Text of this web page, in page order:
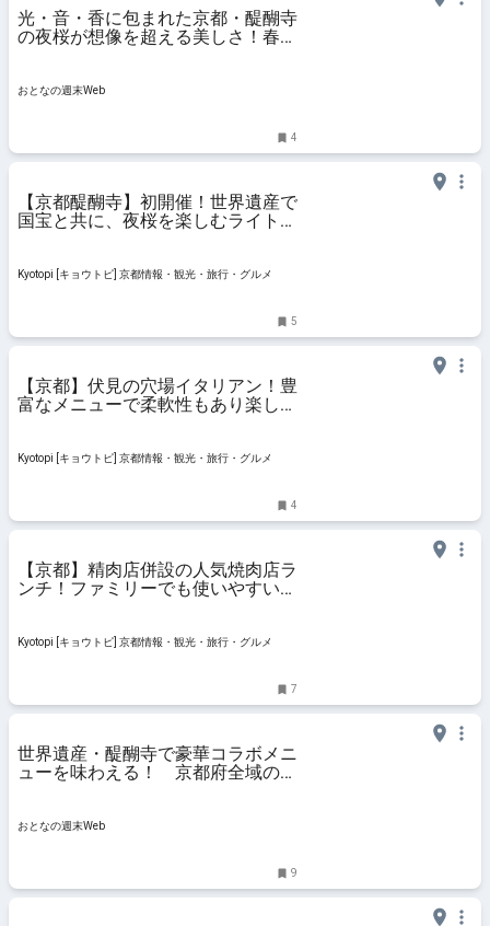
光・音・香に包まれた京都・醍醐寺
の夜桜が想像を超える美しさ！春の
おとなの週末Web
4
【京都醍醐寺】初開催！世界遺産で
国宝と共に、夜桜を楽しむライトア
Kyotopi [キョウトピ] 京都情報・観光・旅行・グルメ
5
【京都】伏見の穴場イタリアン！豊
富なメニューで柔軟性もあり楽しい
Kyotopi [キョウトピ] 京都情報・観光・旅行・グルメ
4
【京都】精肉店併設の人気焼肉店ラ
ンチ！ファミリーでも使いやすい
Kyotopi [キョウトピ] 京都情報・観光・旅行・グルメ
7
世界遺産・醍醐寺で豪華コラボメニ
ューを味わえる！ 京都府全域の美
SUMMIT」2月8日開催 - おとなの週
おとなの週末Web
9